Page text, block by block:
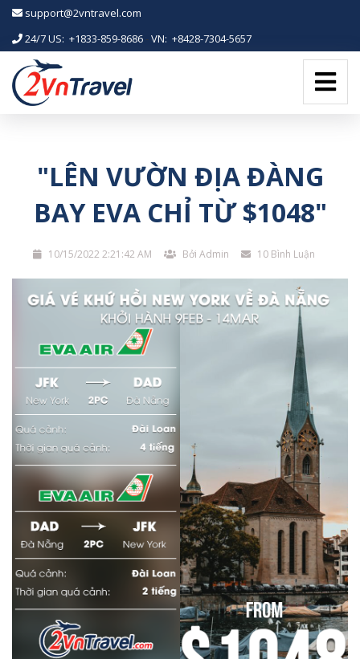
-->
support@2vntravel.com
24/7 US: +1833-859-8686 - VN: +8428-7304-5657
"LÊN VƯỜN ĐỊA ĐÀNG
BAY EVA CHỈ TỪ $1048"
10/15/2022 2:21:42 AM Bởi Admin 10 Bình Luận